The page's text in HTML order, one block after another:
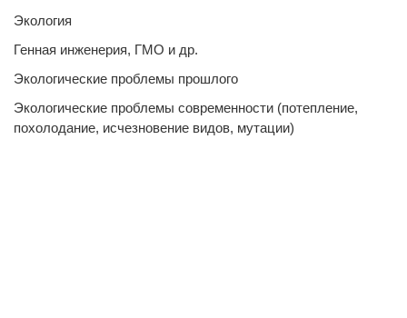
Экология
Генная инженерия, ГМО и др.
Экологические проблемы прошлого
Экологические проблемы современности (потепление,
похолодание, исчезновение видов, мутации)